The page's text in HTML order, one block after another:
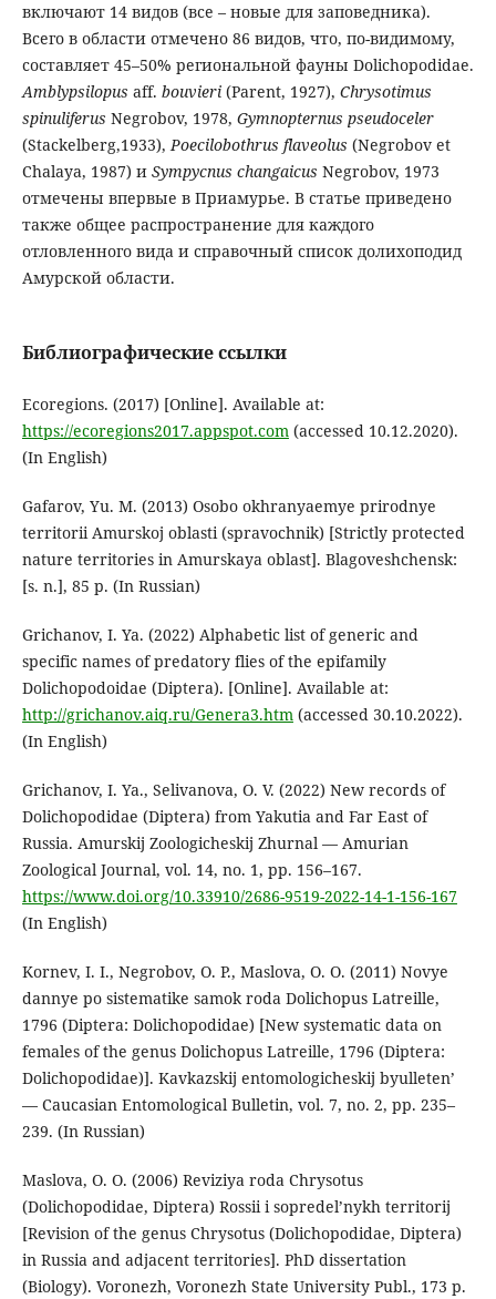
включают 14 видов (все – новые для заповедника).
Всего в области отмечено 86 видов, что, по-видимому,
составляет 45–50% региональной фауны Dolichopodidae.
Amblypsilopus aff. bouvieri (Parent, 1927), Chrysotimus
spinuliferus Negrobov, 1978, Gymnopternus pseudoceler
(Stackelberg,1933),Poecilobothrus flaveolus (Negrobov et
Chalaya, 1987) и Sympycnus changaicus Negrobov, 1973
отмечены впервые в Приамурье. В статье приведено
также общее распространение для каждого
отловленного вида и справочный список долихоподид
Амурской области.
Библиографические ссылки
Ecoregions. (2017) [Online]. Available at:
https://ecoregions2017.appspot.com(accessed 10.12.2020).
(In English)
Gafarov, Yu. M. (2013) Osobo okhranyaemye prirodnye
territorii Amurskoj oblasti (spravochnik) [Strictly protected
nature territories in Amurskaya oblast]. Blagoveshchensk:
[s. n.], 85 p. (In Russian)
Grichanov, I. Ya. (2022) Alphabetic list of generic and
specific names of predatory flies of the epifamily
Dolichopodoidae (Diptera). [Online]. Available at:
http://grichanov.aiq.ru/Genera3.htm(accessed 30.10.2022).
(In English)
Grichanov, I. Ya., Selivanova, O. V. (2022) New records of
Dolichopodidae (Diptera) from Yakutia and Far East of
Russia. Amurskij Zoologicheskij Zhurnal — Amurian
Zoological Journal, vol. 14, no. 1, pp. 156–167.
https://www.doi.org/10.33910/2686-9519-2022-14-1-156-167
(In English)
Kornev, I. I., Negrobov, O. P., Maslova, O. O. (2011) Novye
dannye po sistematike samok roda Dolichopus Latreille,
1796 (Diptera: Dolichopodidae) [New systematic data on
females of the genus Dolichopus Latreille, 1796 (Diptera:
Dolichopodidae)]. Kavkazskij entomologicheskij byulleten’
— Caucasian Entomological Bulletin, vol. 7, no. 2, pp. 235–
239. (In Russian)
Maslova, O. O. (2006) Reviziya roda Chrysotus
(Dolichopodidae, Diptera) Rossii i sopredel’nykh territorij
[Revision of the genus Chrysotus (Dolichopodidae, Diptera)
in Russia and adjacent territories]. PhD dissertation
(Biology). Voronezh, Voronezh State University Publ., 173 p.